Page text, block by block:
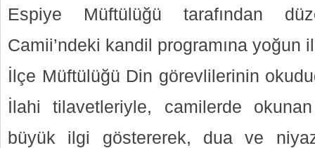
Espiye Müftülüğü tarafından
Camii’ndeki kandil programına yoğun
İlçe Müftülüğü Din görevlilerinin
İlahi tilavetleriyle, camilerde
büyük ilgi göstererek, dua ve